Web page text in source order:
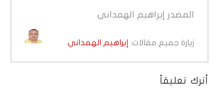
المصدر إبراهيم الهمداني
زيارة جميع مقالات: إبراهيم الهمداني
أترك تعليقاً